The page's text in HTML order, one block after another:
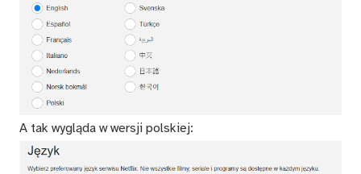
A tak wygląda w wersji polskiej: